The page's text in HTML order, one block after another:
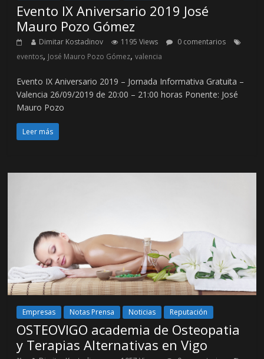
Evento IX Aniversario 2019 José
Mauro Pozo Gómez
Dimitar Kostadinov 1195 Views
0 comentarios
eventos, José Mauro Pozo Gómez,valencia
Evento IX Aniversario 2019 – Jornada Informativa Gratuita –
Valencia 26/09/2019 de 20:00 – 21:00 horas Ponente: José
Mauro Pozo
Leer más
Empresas Notas Prensa Noticias Reputación
OSTEOVIGO academia de Osteopatia
y Terapias Alternativas en Vigo